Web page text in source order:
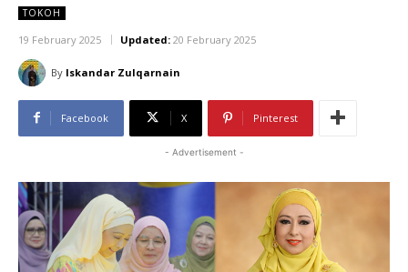
TOKOH
19 February 2025 Updated: 20 February 2025
By Iskandar Zulqarnain
Facebook X Pinterest
- Advertisement -